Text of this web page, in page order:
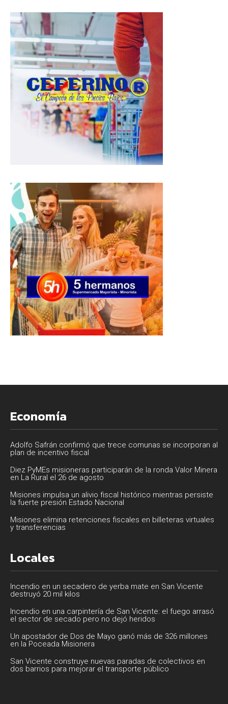
a
t
s
A
p
e
b
o
o
l
e
g
r
a
m
Economía
Adolfo Safrán confirmó que trece comunas se incorporan al
plan de incentivo fiscal
Diez PyMEs misioneras participarán de la ronda Valor Minera
en La Rural el 26 de agosto
Misiones impulsa un alivio fiscal histórico mientras persiste
la fuerte presión Estado Nacional
Misiones elimina retenciones fiscales en billeteras virtuales
y transferencias
Locales
Incendio en un secadero de yerba mate en San Vicente
destruyó 20 mil kilos
Incendio en una carpintería de San Vicente: el fuego arrasó
el sector de secado pero no dejó heridos
Un apostador de Dos de Mayo ganó más de 326 millones
en la Poceada Misionera
San Vicente construye nuevas paradas de colectivos en
dos barrios para mejorar el transporte público